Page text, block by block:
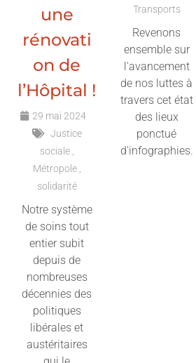
une
rénovati
on de
l’Hôpital !
29 mai 2024
Justice
sociale
Métropole
solidarité
Notre système
de soins tout
entier subit
depuis de
nombreuses
décennies des
politiques
libérales et
austéritaires
Transports
Revenons
ensemble sur
l'avancement
de nos luttes à
travers cet état
des lieux
ponctué
d'infographies.